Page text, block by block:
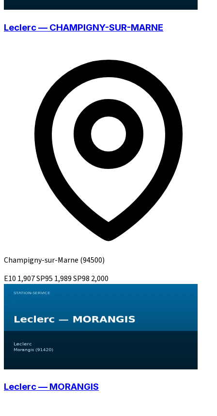
Leclerc — CHAMPIGNY-SUR-MARNE
Champigny-sur-Marne (94500)
E10 1,907SP95 1,989SP98 2,000
Leclerc — MORANGIS